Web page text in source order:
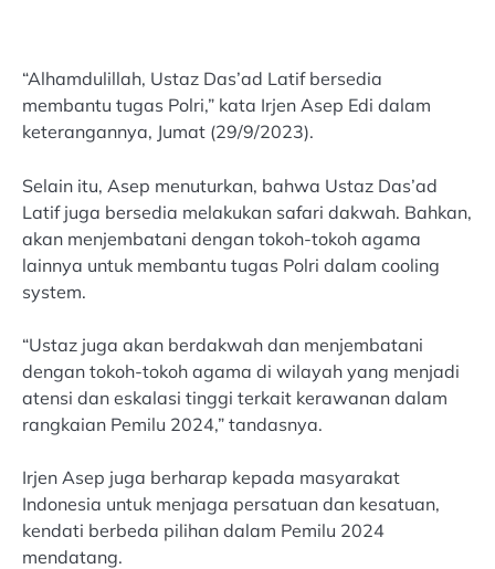
“Alhamdulillah, Ustaz Das’ad Latif bersedia
membantu tugas Polri,” kata Irjen Asep Edi dalam
keterangannya, Jumat (29/9/2023).
Selain itu, Asep menuturkan, bahwa Ustaz Das’ad
Latif juga bersedia melakukan safari dakwah. Bahkan,
akan menjembatani dengan tokoh-tokoh agama
lainnya untuk membantu tugas Polri dalam cooling
system.
“Ustaz juga akan berdakwah dan menjembatani
dengan tokoh-tokoh agama di wilayah yang menjadi
atensi dan eskalasi tinggi terkait kerawanan dalam
rangkaian Pemilu 2024,” tandasnya.
Irjen Asep juga berharap kepada masyarakat
Indonesia untuk menjaga persatuan dan kesatuan,
kendati berbeda pilihan dalam Pemilu 2024
mendatang.